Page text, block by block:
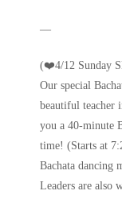
—
(❤️4/12 Sunday
Our special
beautiful teacher
you a 40-minute
time! (Starts at
Bachata dancing
Leaders are also